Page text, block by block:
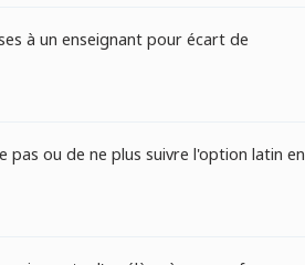
à un enseignant pour écart de
pas ou de ne plus suivre l'option latin en